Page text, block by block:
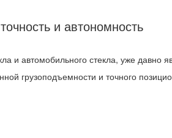
и автономность
и автомобильного стекла, уже
грузоподъемности и точного